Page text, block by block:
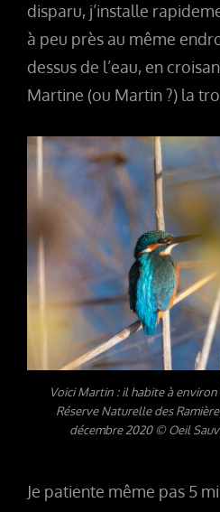
disparu, j’installe
à peu près au même
dessus de l’eau, en
Martine (ou Martin ?) la
Voici Martin : il habite à
Réserve Naturelle des
décembre 2020 © Oeil
Je patiente même pas 5